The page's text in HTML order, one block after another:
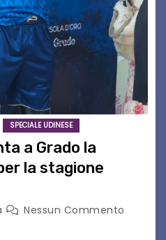
SPECIALE UDINESE
a Grado la
la stagione
Nessun Commento